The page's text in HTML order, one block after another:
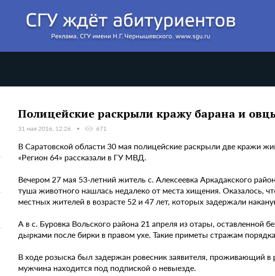
Полицейские раскрыли кражу барана и
31 мая 2016, 12:26 671
В Саратовской области 30 мая полицейские раскрыли две кражи
«Регион 64» рассказали в ГУ МВД.
Вечером 27 мая 53-летний житель с. Алексеевка Аркадакского
туша животного нашлась недалеко от места хищения. Оказалось,
местных жителей в возрасте 52 и 47 лет, которых задержали
А в с. Буровка Вольского района 21 апреля из отары, оставленной
дырками после бирки в правом ухе. Такие приметы стражам
В ходе розыска был задержан ровесник заявителя, проживающий
мужчина находится под подпиской о невыезде.